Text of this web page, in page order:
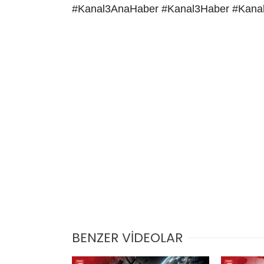
#Kanal3AnaHaber #Kanal3Haber
BENZER VİDEOLAR